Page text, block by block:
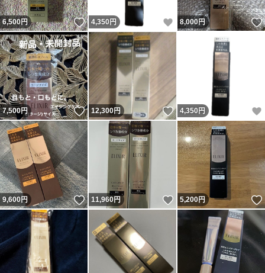
6,500円 いいね！
4,350 円 いいね！
8,000円
7,500円 いいね！
12,300円 いいね！
4,350 円
9,600円 いいね！
11,960円 いいね！
5,200円